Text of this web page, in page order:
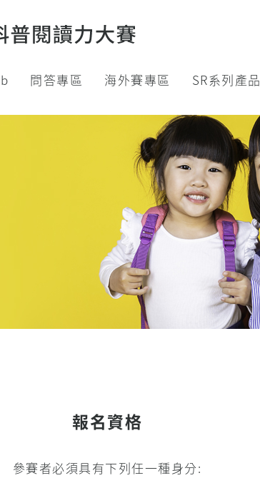
問答專區 海外賽專區 SR系列產品
報名資格
參賽者必須具有下列任一種身分: